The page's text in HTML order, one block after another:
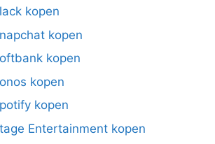
kopen
kopen
kopen
kopen
kopen
Entertainment kopen